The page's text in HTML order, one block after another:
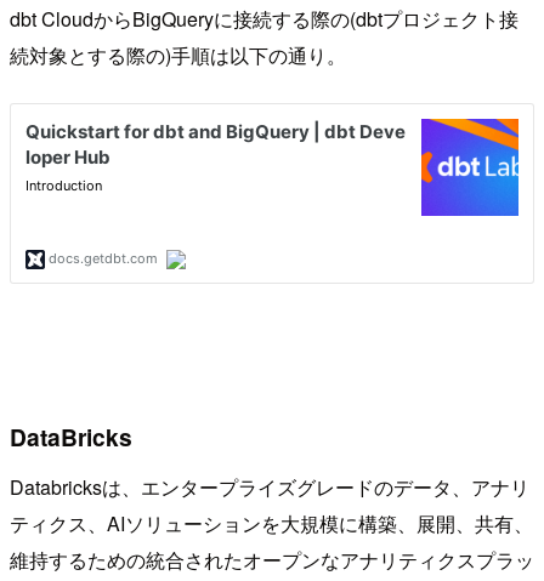
dbt CloudからBigQueryに接続する際の(dbtプロジェクト接
続対象とする際の)手順は以下の通り。
DataBricks
Databricksは、エンタープライズグレードのデータ、アナリ
ティクス、AIソリューションを大規模に構築、展開、共有、
維持するための統合されたオープンなアナリティクスプラッ